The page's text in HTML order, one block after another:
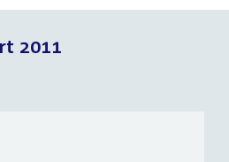
2011